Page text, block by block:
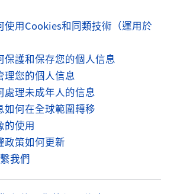
使用Cookies和同類技術（運用於
保護和保存您的個人信息
理您的個人信息
處理未成年人的信息
如何在全球範圍轉移
的使用
政策如何更新
我們